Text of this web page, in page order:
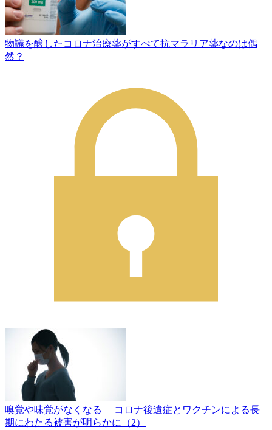
物議を醸したコロナ治療薬がすべて抗マラリア薬なのは偶
然？
嗅覚や味覚がなくなる コロナ後遺症とワクチンによる長
期にわたる被害が明らかに（2）